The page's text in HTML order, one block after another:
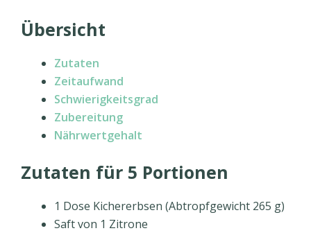
Übersicht
Zutaten
Zeitaufwand
Schwierigkeitsgrad
Zubereitung
Nährwertgehalt
Zutaten für 5 Portionen
1 Dose Kichererbsen (Abtropfgewicht 265 g)
Saft von 1 Zitrone